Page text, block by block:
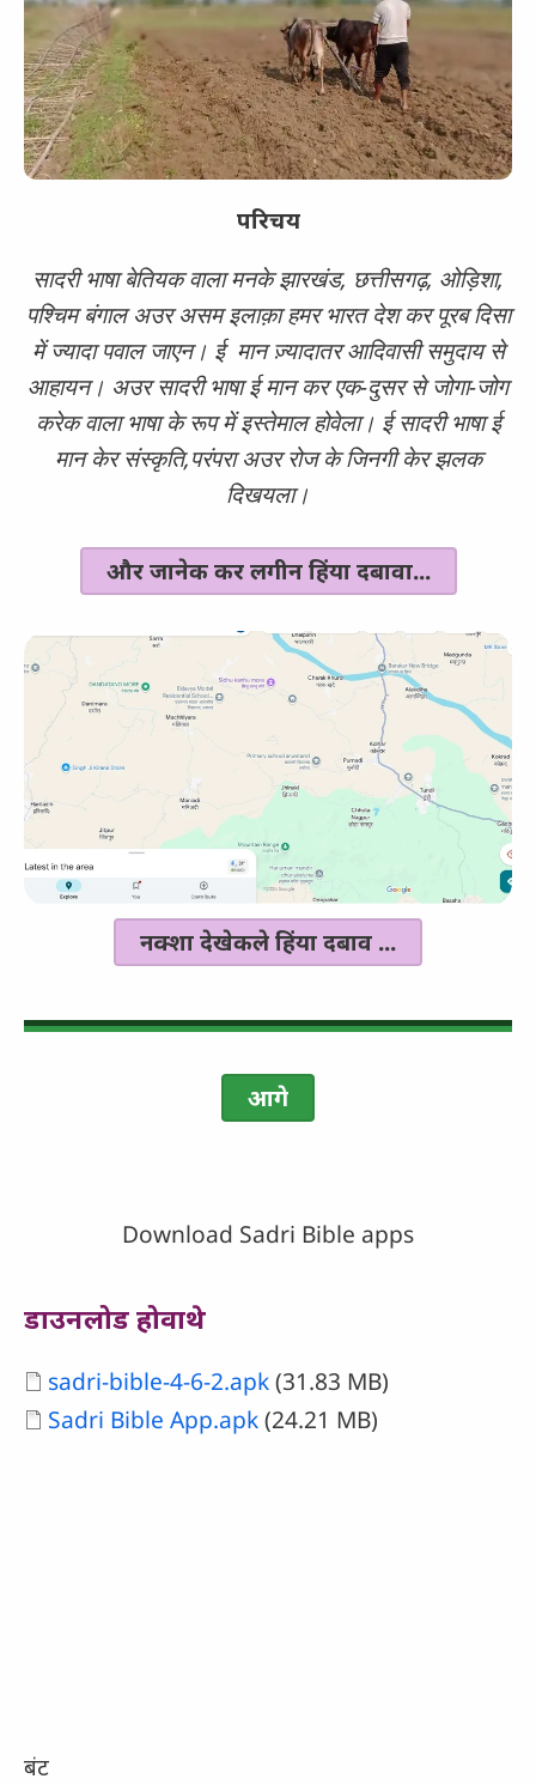
परिचय
सादरी भाषा बेतियक वाला मनके झारखंड, छत्तीसगढ़, ओड़िशा,
पश्चिम बंगाल अउर असम इलाक़ा हमर भारत देश कर पूरब दिसा
में ज्यादा पवाल जाएन। ई मान ज़्यादातर आदिवासी समुदाय से
आहायन। अउर सादरी भाषा ई मान कर एक-दुसर से जोगा-जोग
करेक वाला भाषा के रूप में इस्तेमाल होवेला। ई सादरी भाषा ई
मान केर संस्कृति,परंपरा अउर रोज के जिनगी केर झलक
दिखयला।
और जानेक कर लगीन हिंया दबावा...
नक्शा देखेकले हिंया दबाव ...
आगे
Download Sadri Bible apps
डाउनलोड होवाथे
Document
sadri-bible-4-6-2.apk(31.83 MB)
Document
Sadri Bible App.apk(24.21 MB)
बंट